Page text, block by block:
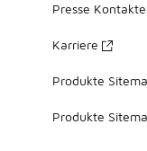
Presse Kontakte
Karriere
Produkte
Produkte